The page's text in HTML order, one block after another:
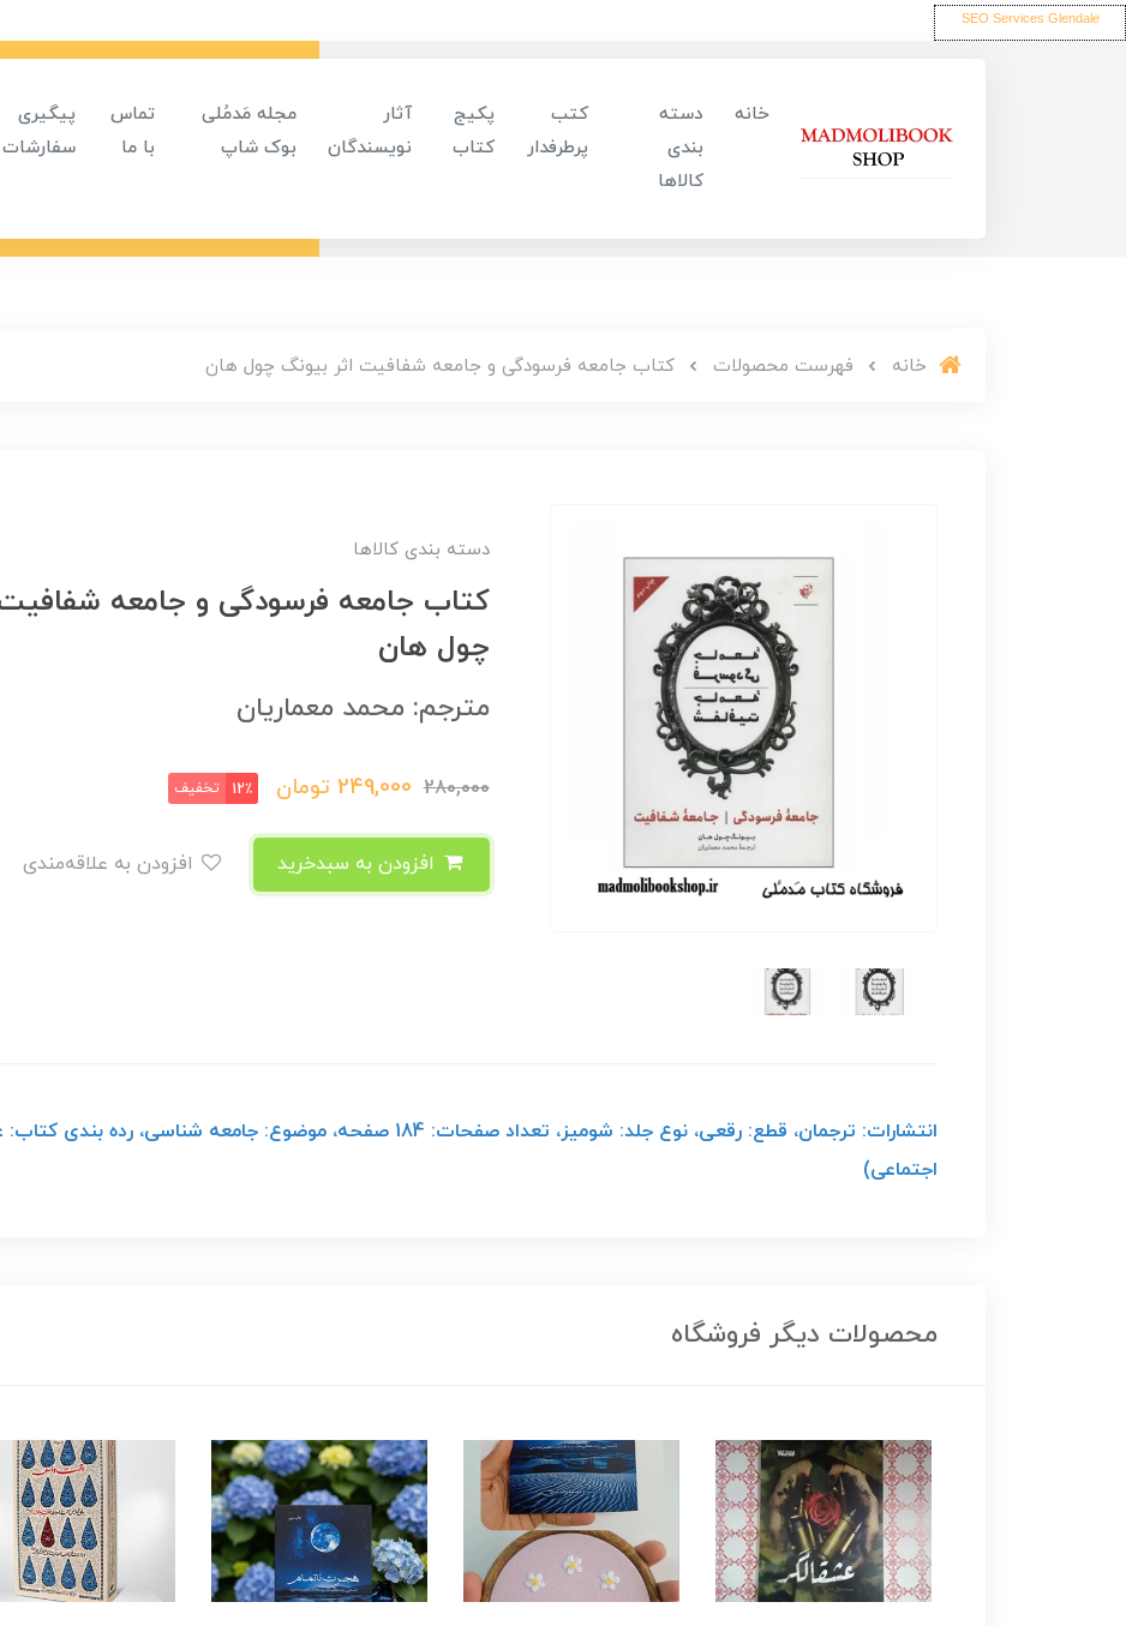
SEO Services Glendale
خانه
دسته
بندی
کالاها
کتب
پرطرفدار
پکیج
کتاب
آثار
نویسندگان
مجله مَدمُلی
بوک شاپ
تماس
با ما
پیگیری
سفارشات
خانه فهرست محصولات کتاب جامعه فرسودگی و جامعه شفافیت اثر بیونگ چول هان
دسته بندی کالاها
کتاب جامعه فرسودگی و جامعه شفافیت
چول هان
مترجم: محمد معماریان
280,000
249,000 تومان 12٪ تخفیف
انتشارات: ترجمان، قطع: رقعی، نوع جلد: شومیز، تعداد صفحات: 184 صفحه، موضوع:
اجتماعی)
محصولات دیگر فروشگاه